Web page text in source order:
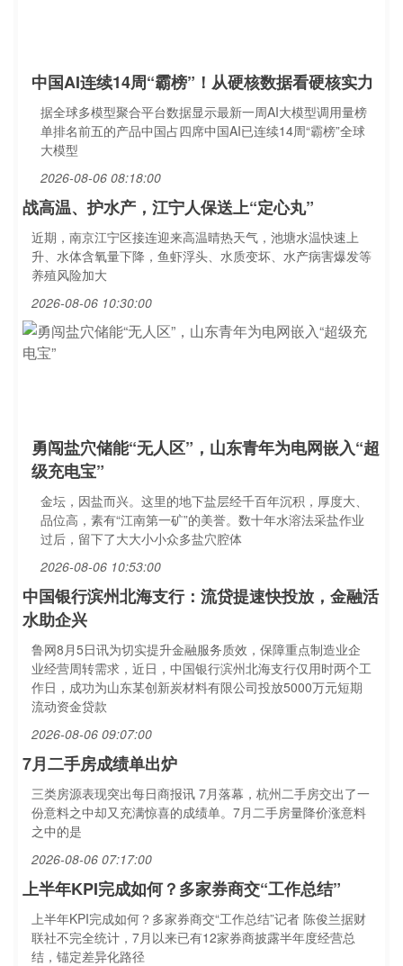
中国AI连续14周“霸榜”！从硬核数据看硬核实力
据全球多模型聚合平台数据显示最新一周AI大模型调用量榜
单排名前五的产品中国占四席中国AI已连续14周“霸榜”全球
大模型
2026-08-06 08:18:00
战高温、护水产，江宁人保送上“定心丸”
近期，南京江宁区接连迎来高温晴热天气，池塘水温快速上
升、水体含氧量下降，鱼虾浮头、水质变坏、水产病害爆发等
养殖风险加大
2026-08-06 10:30:00
勇闯盐穴储能“无人区”，山东青年为电网嵌入“超
级充电宝”
金坛，因盐而兴。这里的地下盐层经千百年沉积，厚度大、
品位高，素有“江南第一矿”的美誉。数十年水溶法采盐作业
过后，留下了大大小小众多盐穴腔体
2026-08-06 10:53:00
中国银行滨州北海支行：流贷提速快投放，金融活
水助企兴
鲁网8月5日讯为切实提升金融服务质效，保障重点制造业企
业经营周转需求，近日，中国银行滨州北海支行仅用时两个工
作日，成功为山东某创新炭材料有限公司投放5000万元短期
流动资金贷款
2026-08-06 09:07:00
7月二手房成绩单出炉
三类房源表现突出每日商报讯 7月落幕，杭州二手房交出了一
份意料之中却又充满惊喜的成绩单。7月二手房量降价涨意料
之中的是
2026-08-06 07:17:00
上半年KPI完成如何？多家券商交“工作总结”
上半年KPI完成如何？多家券商交“工作总结”记者 陈俊兰据财
联社不完全统计，7月以来已有12家券商披露半年度经营总
结，锚定差异化路径